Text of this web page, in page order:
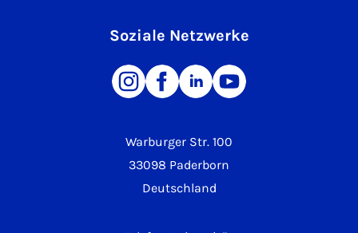
Warburger Str. 100
33098 Paderborn
Deutschland
Soziale Netzwerke